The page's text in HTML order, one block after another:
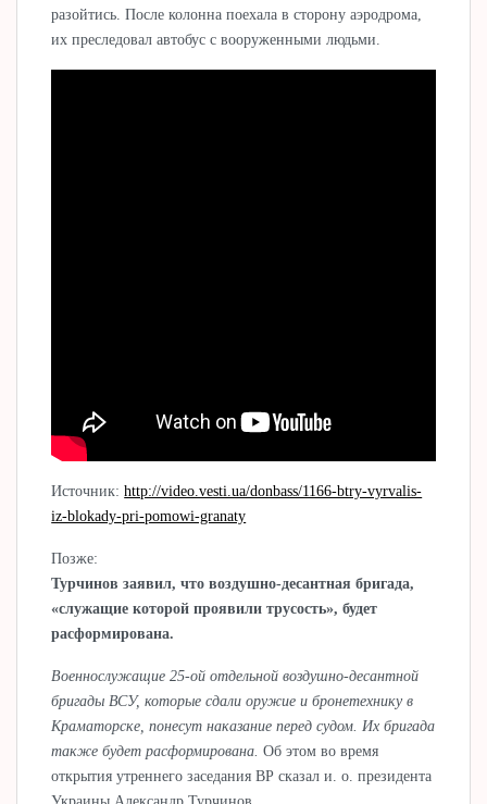
разойтись. После колонна поехала в сторону аэродрома,
их преследовал автобус с вооруженными людьми.
Источник:http://video.vesti.ua/donbass/1166-btry-vyrvalis-
iz-blokady-pri-pomowi-granaty
Позже:
Турчинов заявил, что воздушно-десантная бригада,
«служащие которой проявили трусость», будет
расформирована.
Военнослужащие 25-ой отдельной воздушно-десантной
бригады ВСУ, которые сдали оружие и бронетехнику в
Краматорске, понесут наказание перед судом. Их бригада
также будет расформирована.Об этом во время
открытия утреннего заседания ВР сказал и. о. президента
Украины Александр Турчинов.